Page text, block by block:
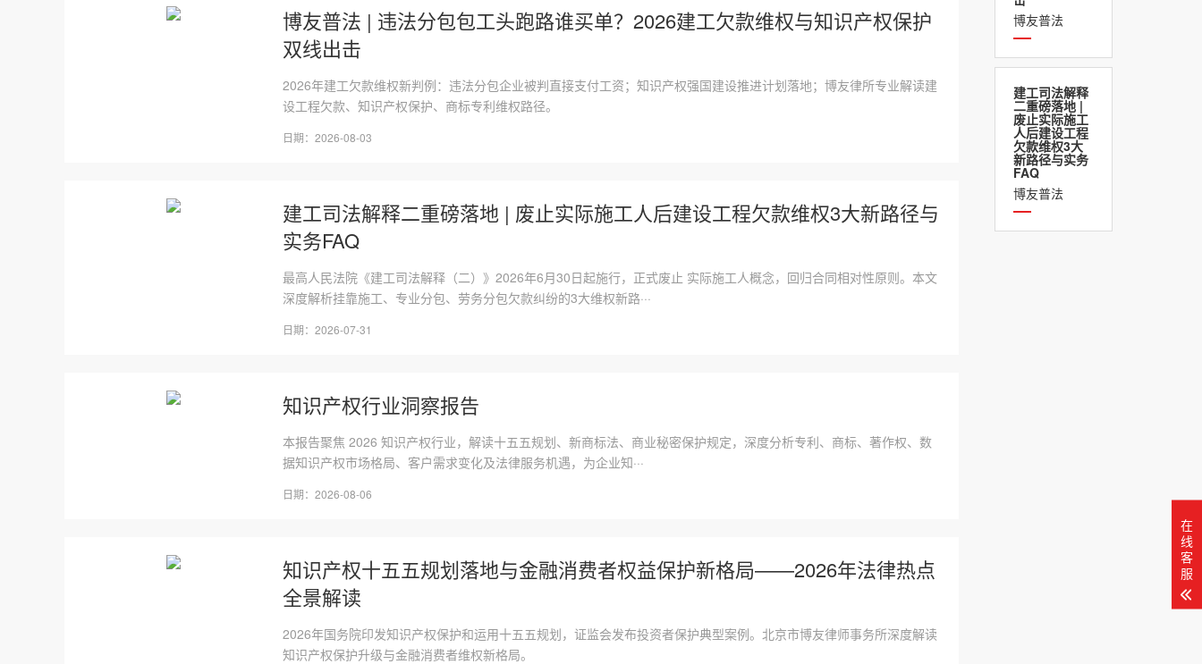
博友普法
建工司法解释
二重磅落地 |
废止实际施工
人后建设工程
欠款维权3大
新路径与实务
FAQ
博友普法
博友普法 | 违法分包包工头跑路谁买单？2026建工欠款维权与知识产权保护
双线出击
2026年建工欠款维权新判例：违法分包企业被判直接支付工资；知识产权强国建设推进计划落地；博友律所专业解读建
设工程欠款、知识产权保护、商标专利维权路径。
日期：2026-08-03
建工司法解释二重磅落地 | 废止实际施工人后建设工程欠款维权3大新路径与
实务FAQ
最高人民法院《建工司法解释（二）》2026年6月30日起施行，正式废止 实际施工人概念，回归合同相对性原则。本文
深度解析挂靠施工、专业分包、劳务分包欠款纠纷的3大维权新路···
日期：2026-07-31
知识产权行业洞察报告
本报告聚焦 2026 知识产权行业，解读十五五规划、新商标法、商业秘密保护规定，深度分析专利、商标、著作权、数
据知识产权市场格局、客户需求变化及法律服务机遇，为企业知···
日期：2026-08-06
知识产权十五五规划落地与金融消费者权益保护新格局——2026年法律热点
全景解读
2026年国务院印发知识产权保护和运用十五五规划，证监会发布投资者保护典型案例。北京市博友律师事务所深度解读
知识产权保护升级与金融消费者维权新格局。
在
线
客
服